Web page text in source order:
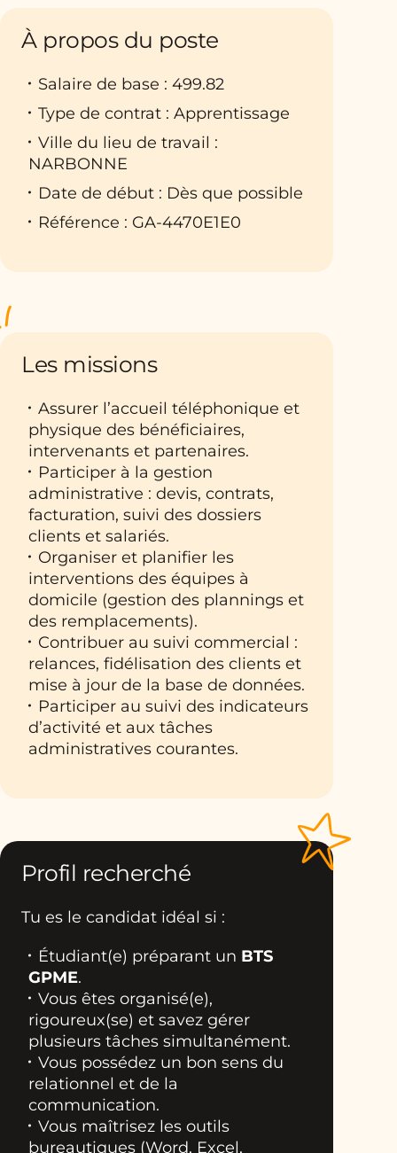
À propos du poste
Salaire de base : 499.82
Type de contrat : Apprentissage
Ville du lieu de travail :
NARBONNE
Date de début : Dès que possible
Référence : GA-4470E1E0
Les missions
Assurer l’accueil téléphonique et
physique des bénéficiaires,
intervenants et partenaires.
Participer à la gestion
administrative : devis, contrats,
facturation, suivi des dossiers
clients et salariés.
Organiser et planifier les
interventions des équipes à
domicile (gestion des plannings et
des remplacements).
Contribuer au suivi commercial :
relances, fidélisation des clients et
mise à jour de la base de données.
Participer au suivi des indicateurs
d’activité et aux tâches
administratives courantes.
Profil recherché
Tu es le candidat idéal si :
Étudiant(e) préparant un BTS
GPME.
Vous êtes organisé(e),
rigoureux(se) et savez gérer
plusieurs tâches simultanément.
Vous possédez un bon sens du
relationnel et de la
communication.
Vous maîtrisez les outils
bureautiques (Word, Excel,